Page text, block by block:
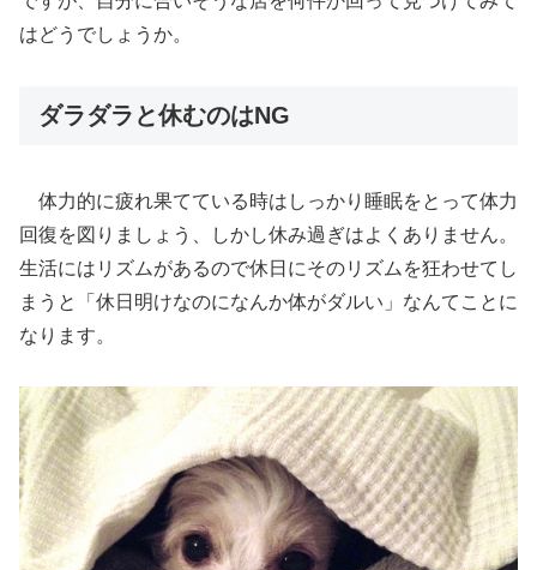
はどうでしょうか。
ダラダラと休むのはNG
体力的に疲れ果てている時はしっかり睡眠をとって体力
回復を図りましょう、しかし休み過ぎはよくありません。
生活にはリズムがあるので休日にそのリズムを狂わせてし
まうと「休日明けなのになんか体がダルい」なんてことに
なります。